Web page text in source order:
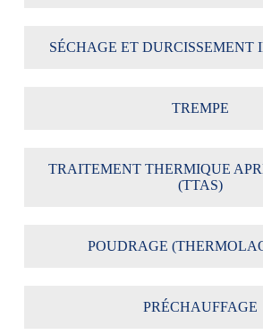
SÉCHAGE ET DURCISSEMENT
TREMPE
TRAITEMENT THERMIQUE
(TTAS)
POUDRAGE
PRÉCHAUFFAGE